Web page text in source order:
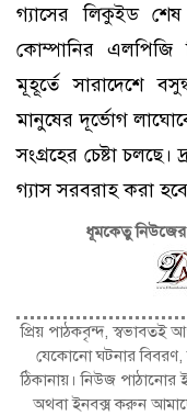
গ্যাসের লিকুইড
কোম্পানির এলপিজি
মূহূর্তে সারাদেশে
মানুষের দূর্ভোগ
সংগ্রহের চেষ্টা
গ্যাস সরবরাহ করা
ধূমকেতু নিউজের
প্রিয় পাঠকবৃন্দ, স্বভাবতই
যেকোনো ঘটনার বিবরণ,
ঠিকানায়। নিউজ পাঠানোর
অথবা ইনবক্স করুন